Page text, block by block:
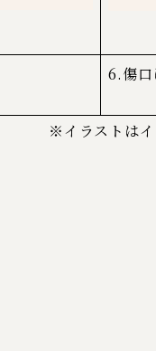
6.傷口
※イラストはイ